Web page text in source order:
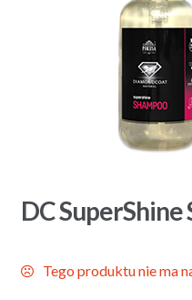
DC SuperShine
Tego produktu nie ma